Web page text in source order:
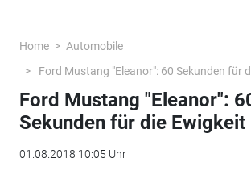
Home
Automobile
Ford Mustang "Eleanor": 60 Sekunden für
Ford Mustang "Eleanor":
Sekunden für die Ewigkeit
01.08.2018 10:05 Uhr